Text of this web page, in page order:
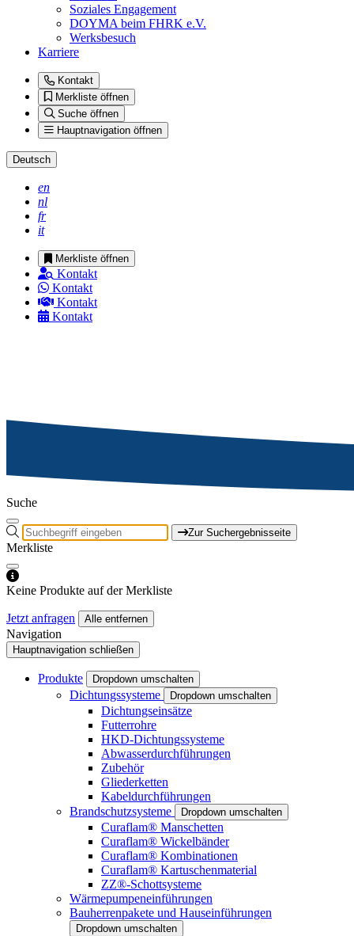
Soziales Engagement
DOYMA beim FHRK e.V.
Werksbesuch
Karriere
Kontakt
Merkliste öffnen
Suche öffnen
Hauptnavigation öffnen
Deutsch
en
nl
fr
it
Merkliste öffnen
Kontakt
Kontakt
Kontakt
Kontakt
Suche
Zur Suchergebnisseite
Merkliste
Keine Produkte auf der Merkliste
Jetzt anfragen Alle entfernen
Navigation
Hauptnavigation schließen
Produkte Dropdown umschalten
Dichtungssysteme Dropdown umschalten
Dichtungseinsätze
Futterrohre
HKD-Dichtungssysteme
Abwasserdurchführungen
Zubehör
Gliederketten
Kabeldurchführungen
Brandschutzsysteme
Dropdown umschalten
Curaflam® Manschetten
Curaflam® Wickelbänder
Curaflam® Kombinationen
Curaflam® Kartuschenmaterial
ZZ®-Schottsysteme
Wärmepumpeneinführungen
Bauherrenpakete und Hauseinführungen
Dropdown umschalten